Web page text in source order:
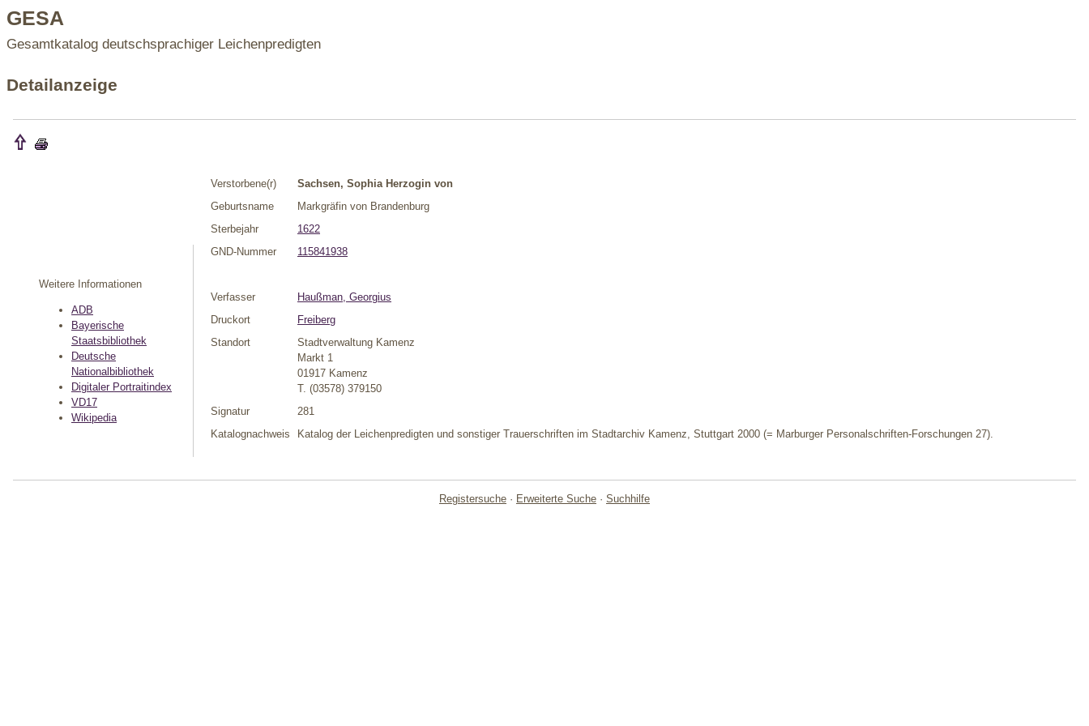
GESA
Gesamtkatalog deutschsprachiger Leichenpredigten
Detailanzeige
Weitere Informationen
ADB
Bayerische
Staatsbibliothek
Deutsche
Nationalbibliothek
Digitaler Portraitindex
VD17
Wikipedia
Verstorbene(r)
Sachsen, Sophia Herzogin von
Geburtsname
Markgräfin von Brandenburg
Sterbejahr
1622
GND-Nummer
115841938
Verfasser
Haußman, Georgius
Druckort
Freiberg
Standort
Stadtverwaltung Kamenz
Markt 1
01917 Kamenz
T. (03578) 379150
Signatur
281
Katalognachweis
Katalog der Leichenpredigten und sonstiger Trauerschriften im Stadtarchiv Kamenz, Stuttgart 2000 (= Marburger Personalschriften-Forschungen 27).
Registersuche · Erweiterte Suche · Suchhilfe